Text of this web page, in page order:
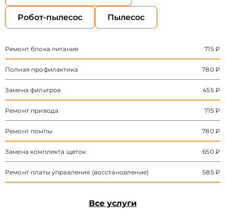
Робот-пылесос Пылесос
Ремонт блока питания 715 ₽
Полная профилактика 780 ₽
Замена фильтров 455 ₽
Ремонт привода 715 ₽
Ремонт помпы 780 ₽
Замена комплекта щеток 650 ₽
Ремонт платы управления (восстановление) 585 ₽
Все услуги